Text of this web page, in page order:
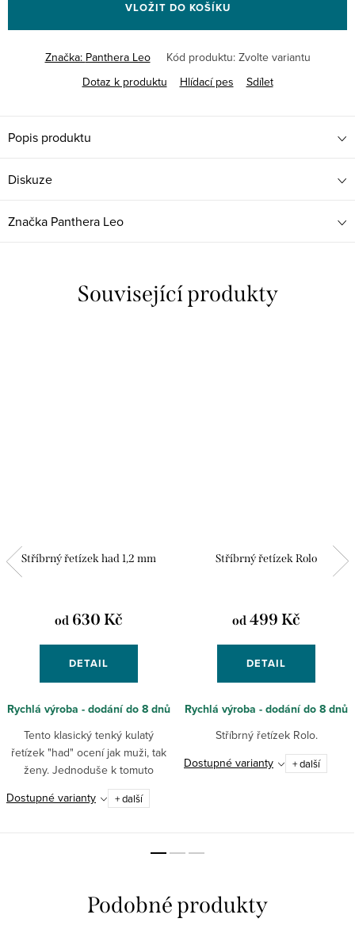
VLOŽIT DO KOŠÍKU
Značka: Panthera Leo Kód produktu: Zvolte variantu
Dotaz k produktu
Hlídací pes Sdílet
Popis produktu
Diskuze
Značka Panthera Leo
Související produkty
Stříbrný řetízek had 1,2 mm
od 630 Kč
DETAIL
Rychlá výroba - dodání do 8 dnů
Tento klasický tenký kulatý
řetízek "had" ocení jak muži, tak
ženy. Jednoduše k tomuto
elegantnímu nadčasovému
stříbrnému řetízku přidejte
Dostupné varianty + další
Stříbrný řetízek Rolo
od 499 Kč
DETAIL
Rychlá výroba - dodání do 8 dnů
Stříbrný řetízek Rolo.
Dostupné varianty
+ další